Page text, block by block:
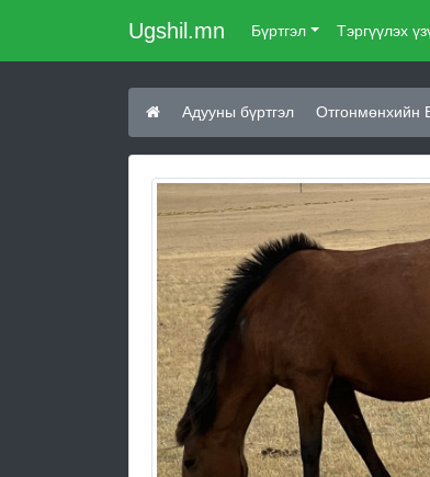
Ugshil.mn Бүртгэл Тэргүүлэх
Адууны бүртгэл Отгонмөнхийн